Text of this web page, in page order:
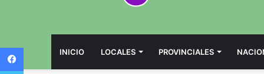
INICIO LOCALES PROVINCIALES
Twitter